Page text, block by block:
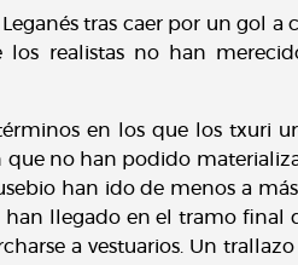
Leganés tras caer por un gol
los realistas no han
en los que los txuri
que no han podido
han ido de menos a
han llegado en el tramo
a vestuarios. Un